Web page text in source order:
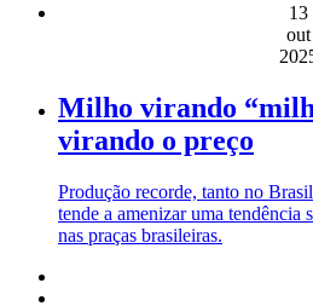
13
out
Milho virando
virando o preço
Produção recorde, tanto no
tende a amenizar uma tendência
nas praças brasileiras.